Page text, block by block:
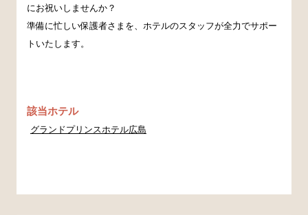
にお祝いしませんか？
準備に忙しい保護者さまを、ホテルのスタッフが全力でサポー
トいたします。
該当ホテル
グランドプリンスホテル広島